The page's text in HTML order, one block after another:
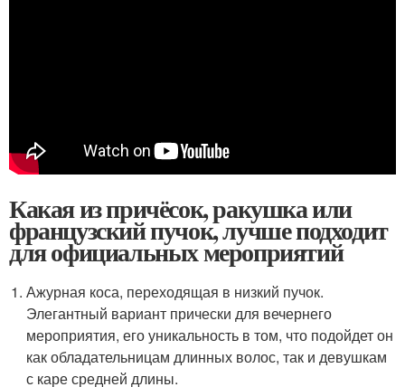
Какая из причёсок, ракушка или
французский пучок, лучше подходит
для официальных мероприятий
Ажурная коса, переходящая в низкий пучок.
Элегантный вариант прически для вечернего
мероприятия, его уникальность в том, что подойдет он
как обладательницам длинных волос, так и девушкам
с каре средней длины.